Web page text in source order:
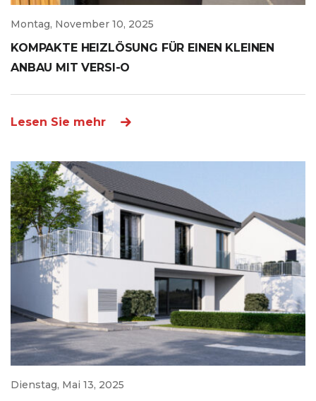
Montag, November 10, 2025
KOMPAKTE HEIZLÖSUNG FÜR EINEN KLEINEN
ANBAU MIT VERSI-O
Lesen Sie mehr
Dienstag, Mai 13, 2025